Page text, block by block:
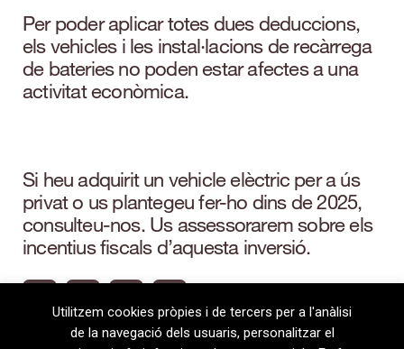
Per poder aplicar totes dues deduccions,
els vehicles i les instal·lacions de recàrrega
de bateries no poden estar afectes a una
activitat econòmica.
Si heu adquirit un vehicle elèctric per a ús
privat o us plantegeu fer-ho dins de 2025,
consulteu-nos. Us assessorarem sobre els
incentius fiscals d’aquesta inversió.
Utilitzem cookies pròpies i de tercers per a l'anàlisi
de la navegació dels usuaris, personalitzar el